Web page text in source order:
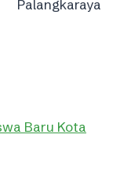
Palangkaraya
Baru Kota